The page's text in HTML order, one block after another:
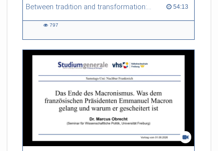
Between tradition and transformation: how owners, advisers and institutions co-create knowledge for resilient forests in Europe 54:13
54:13 duration
797